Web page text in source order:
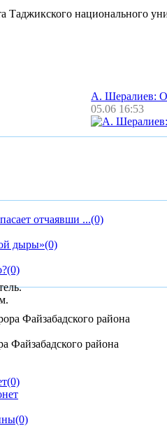
национального
А. Шералиев:
05.06 16:53
отчаявши ...(0)
дыры»(0)
(0)
Файзабадского района
(0)
(0)